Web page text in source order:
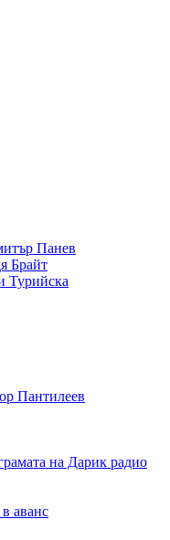
Панев
Брайт
Турийска
Пантилеев
на Дарик радио
аванс